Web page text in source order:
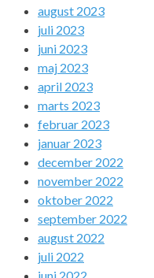
august 2023
juli 2023
juni 2023
maj 2023
april 2023
marts 2023
februar 2023
januar 2023
december 2022
november 2022
oktober 2022
september 2022
august 2022
juli 2022